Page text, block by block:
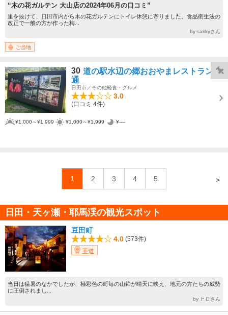
“木の花ガルテン 大山店の2024年06月の口コミ”
里を抜けて、日田市内から木の花ガルテンにトイレ休憩に寄りました。食品衛生法の
改正で一般の方が作った梅...
by sakkyさん
ご当地
30 道の駅水辺の郷おおやまレストラン直
通
日田市／その他軽食・グルメ
3.0
(口コミ 4件)
¥1,000～¥1,999 ¥1,000～¥1,999 ¥----
1 2 3 4 5 ＞
日田・天ヶ瀬・耶馬渓の観光スポット
豆田町
4.0 (573件)
王道
当日は猛暑のなかでしたが、極彩色の町毎の山鉾が晴天に映え、地元の方たちの威勢
に圧倒されまし...
by ヒロさん